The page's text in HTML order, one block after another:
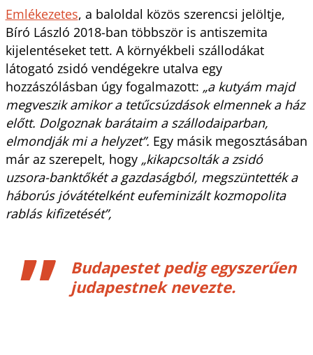
Emlékezetes, a baloldal közös szerencsi jelöltje,
Bíró László 2018-ban többször is antiszemita
kijelentéseket tett. A környékbeli szállodákat
látogató zsidó vendégekre utalva egy
hozzászólásban úgy fogalmazott: „a kutyám majd
megveszik amikor a tetűcsúzdások elmennek a ház
előtt. Dolgoznak barátaim a szállodaiparban,
elmondják mi a helyzet”. Egy másik megosztásában
már az szerepelt, hogy „kikapcsolták a zsidó
uzsora-banktőkét a gazdaságból, megszüntették a
háborús jóvátételként eufeminizált kozmopolita
rablás kifizetését”,
Budapestet pedig egyszerűen
judapestnek nevezte.